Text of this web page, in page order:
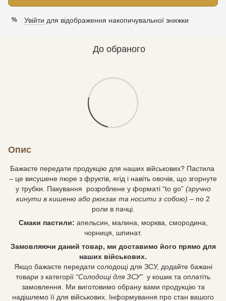
% Увійти для відображення накопичувальної знижки
До обраного
Опис
Бажаєте передати продукцію для наших військових? Пастила
– це висушене пюре з фруктів, ягід і навіть овочів, що згорнуте
у трубки. Пакування розроблене у форматі “to go” (зручно
кинути в кишеню або рюкзак та носити з собою) – по 2
роли в пачці.
Смаки пастили: апельсин, малина, морква, смородина,
чорниця, шпинат.
Замовляючи даний товар, ми доставимо його прямо для
наших військових.
Якщо бажаєте передати солодощі для ЗСУ, додайте бажані
товари з категорії “Солодощі для ЗСУ” у кошик та оплатіть
замовлення. Ми виготовимо обрану вами продукцію та
надішлемо її для військових. Інформування про стан вашого